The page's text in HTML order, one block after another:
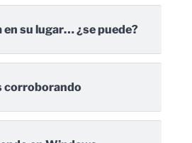
en su lugar… ¿se puede?
corroborando